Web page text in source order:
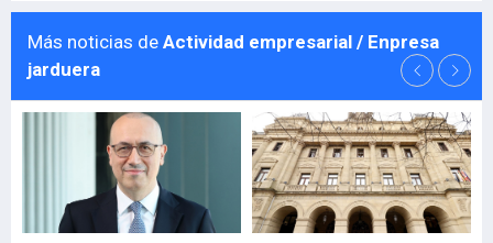
Más noticias de Actividad empresarial / Enpresa
jarduera